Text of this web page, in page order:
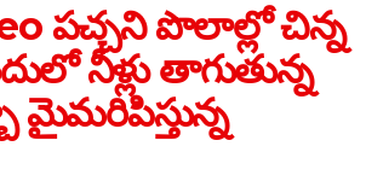
పచ్చని పొలాల్లో చిన్న
నీళ్లు తాగుతున్న
మైమరిపిస్తున్న